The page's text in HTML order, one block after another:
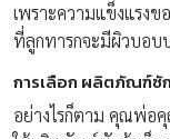
เพราะความแข็งแรงข
ที่ลูกทารกจะมีผิวบอบบ
การเลือก ผลิตภัณฑ์ซั
อย่างไรก็ตาม คุณพ่อ